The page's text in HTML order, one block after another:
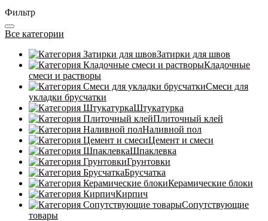
Фильтр
Все категории
Затирки для швов
Кладочные
смеси и растворы
Смеси для
укладки брусчатки
Штукатурка
Плиточный клей
Наливной пол
Цемент и смеси
Шпаклевка
Грунтовки
Брусчатка
Керамические блоки
Кирпич
Сопутствующие
товары